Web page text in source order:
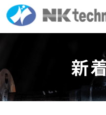
新